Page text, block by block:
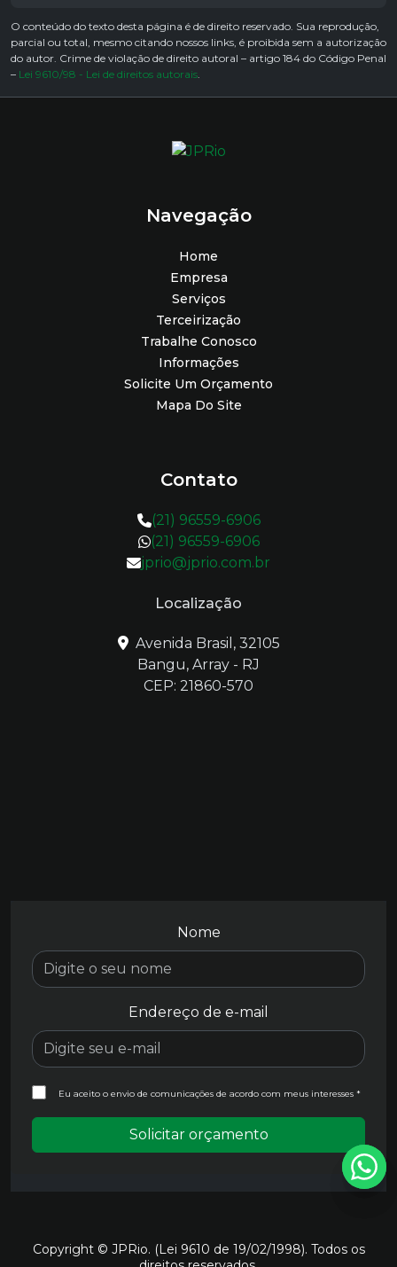
O conteúdo do texto desta página é de direito reservado. Sua reprodução,
parcial ou total, mesmo citando nossos links, é proibida sem a autorização
do autor. Crime de violação de direito autoral – artigo 184 do Código Penal
– Lei 9610/98 - Lei de direitos autorais.
Navegação
Home
Empresa
Serviços
Terceirização
Trabalhe Conosco
Informações
Solicite Um Orçamento
Mapa Do Site
Contato
(21) 96559-6906
(21) 96559-6906
jprio@jprio.com.br
Localização
Avenida Brasil, 32105
Bangu, Array - RJ
CEP: 21860-570
Nome
Endereço de e-mail
Eu aceito o envio de comunicações de acordo com meus interesses *
Solicitar orçamento
Copyright © JPRio. (Lei 9610 de 19/02/1998). Todos os